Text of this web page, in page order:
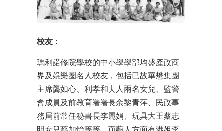
校友：
瑪利諾修院學校的中小學學部均盛產政商
界及娛樂圈名人校友，包括已故華懋集團
主席龔如心、利孝和夫人兩名女兒、監警
會成員及前教育署署長余黎青萍、民政事
務局前常任秘書長李麗娟、玩具大王蔡志
明女兒蔡加怡等等，而藝人方面有港姐李